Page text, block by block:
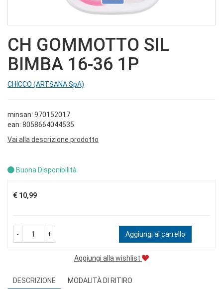
CH GOMMOTTO SIL
BIMBA 16-36 1P
CHICCO (ARTSANA SpA)
minsan: 970152017
ean: 8058664044535
Vai alla descrizione prodotto
Buona Disponibilità
Prezzo
€ 10,99
- + Aggiungi al carrello
Aggiungi alla wishlist
DESCRIZIONE
MODALITÀ DI RITIRO